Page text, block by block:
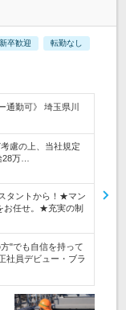
卒歓迎 転勤なし
通勤可》 埼玉県川
慮の上、当社規定
万…
タントから！★マン
お任せ。★充実の制
"でも自信を持って
員デビュー・ブラ